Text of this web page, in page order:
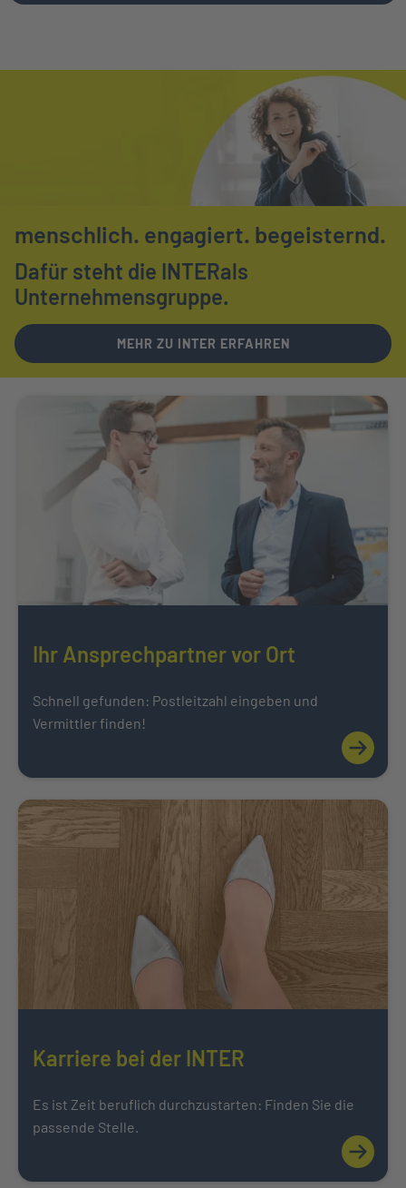
menschlich. engagiert. begeisternd.
Dafür steht die INTERals
Unternehmensgruppe.
MEHR ZU INTER ERFAHREN
Weiter zu Ihr Ansprechpartner vor Ort
Ihr Ansprechpartner vor Ort
Schnell gefunden: Postleitzahl eingeben und
Vermittler finden!
Mehr
Weiter zu Karriere bei der INTER
Karriere bei der INTER
Es ist Zeit beruflich durchzustarten: Finden Sie die
passende Stelle.
Mehr